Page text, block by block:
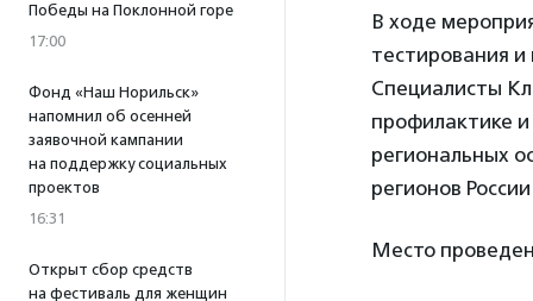
Победы на Поклонной горе
17:00
Фонд «Наш Норильск»
напомнил об осенней
заявочной кампании
на поддержку социальных
проектов
16:31
Открыт сбор средств
на фестиваль для женщин
В ходе
тестирования и
Специалисты
профилактике
региональных
регионов
Место